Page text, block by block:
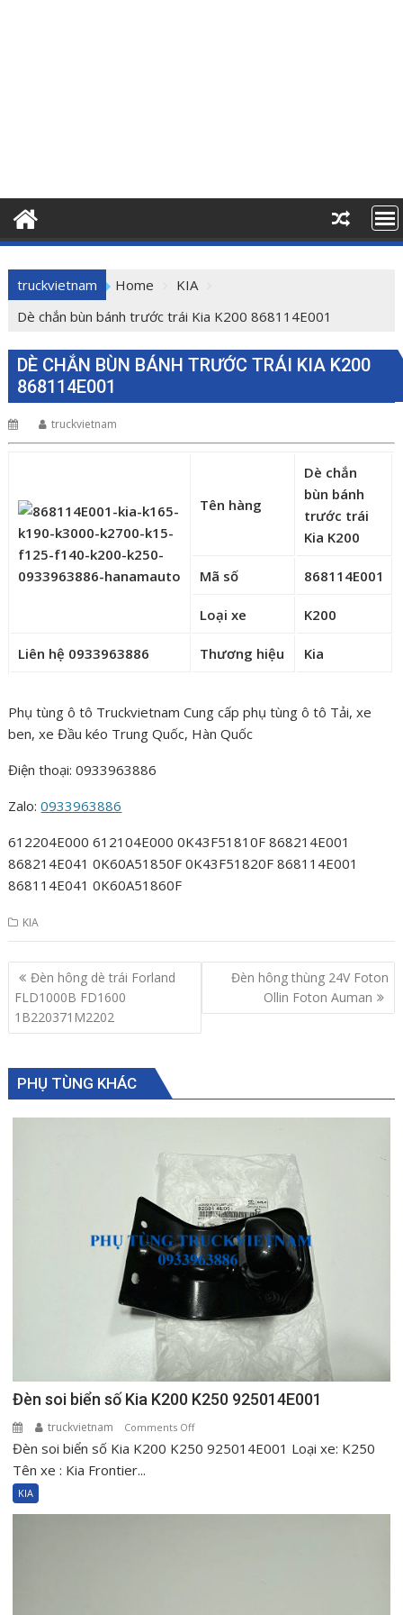
truckvietnam Home
KIA
Dè chắn bùn bánh trước trái Kia K200 868114E001
DÈ CHẮN BÙN BÁNH TRƯỚC TRÁI KIA K200
868114E001
truckvietnam
Tên hàng
Dè chắn
bùn bánh
trước trái
Kia K200
Mã số 868114E001
Loại xe K200
Liên hệ 0933963886 Thương hiệu Kia
Phụ tùng ô tô Truckvietnam Cung cấp phụ tùng ô tô Tải, xe
ben, xe Đầu kéo Trung Quốc, Hàn Quốc
Điện thoại: 0933963886
Zalo:0933963886
612204E000 612104E000 0K43F51810F 868214E001
868214E041 0K60A51850F 0K43F51820F 868114E001
868114E041 0K60A51860F
KIA
Post
navigation
Đèn hông dè trái Forland
FLD1000B FD1600
1B220371M2202
Đèn hông thùng 24V Foton
Ollin Foton Auman
PHỤ TÙNG KHÁC
Đèn soi biển số Kia K200 K250 925014E001
truckvietnam Comments Offon
Đèn
Đèn soi biển số Kia K200 K250 925014E001 Loại xe: K250
Tên xe : Kia Frontier...
KIA